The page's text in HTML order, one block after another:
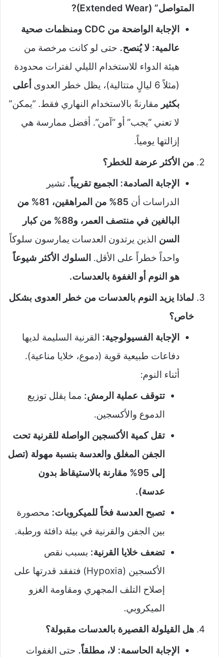
المتواصل” (Extended Wear)?
الإجابة الواضحة من CDC ومنظمات صحية
عالمية: لا يُنصح. حتى لو كانت مرخصة من
هيئة الدواء للاستخدام الليلي لفترات محدودة
(مثلاً 6 ليالٍ متتالية)، يظل خطر العدوى
أعلى
بكثير مقارنةً بالاستخدام النهاري فقط. “يمكن”
لا تعني “يجب” أو “آمن”. أفضل ممارسة هي
إزالتها يومياً.
من الأكثر عرضة للخطر؟
الإجابة الصادمة: الجميع تقريباً. تشير
الدراسات أن
85% من المراهقين، 81% من
البالغين في منتصف العمر، و88% من كبار
السن الذين يرتدون العدسات يمارسون سلوكاً
واحداً خطراً على الأقل. السلوك الأكثر شيوعاً
هو النوم أو الغفوة بالعدسات.
لماذا يزيد النوم بالعدسات من خطر العدوى بشكل
خاص؟
الإجابة الفسيولوجية: القرنية السليمة لديها
دفاعات طبيعية قوية (دموع، خلايا مناعية).
أثناء النوم:
تتوقف عملية الرمش: مما يقلل توزيع
الدموع والأكسجين.
تقل كمية الأكسجين الواصلة للقرنية تحت
الجفن المغلق والعدسة بنسبة مهولة (تصل
إلى 95% مقارنة بالاستيقاظ بدون
عدسة).
تصبح العدسة فخاً للميكروبات: محصورة
بين الجفن والقرنية في بيئة دافئة ورطبة.
تضعف خلايا القرنية: بسبب نقص
الأكسجين (Hypoxia) فتفقد قدرتها على
إصلاح التلف المجهري ومقاومة الغزو
الميكروبي.
هل القيلولة القصيرة بالعدسات مقبولة؟
الإجابة الحاسمة: لا، مطلقاً. حتى الغفوات